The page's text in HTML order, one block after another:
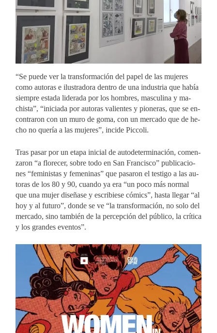
“Se pue­de ver la trans­for­ma­ción del pa­pel de las mu­je­res
como au­to­ras e ilus­tra­do­ra den­tro de una in­dus­tria que ha­bía
siem­pre es­ta­da li­de­ra­da por los hom­bres, mas­cu­li­na y ma­
chis­ta”, “ini­cia­da por au­to­ras va­lien­tes y pio­ne­ras, que se en­
con­tra­ron con un muro de goma, con un mer­ca­do que de he­
cho no que­ría a las mu­je­res”, in­ci­de Pic­co­li.
Tras pa­sar por un eta­pa ini­cial de au­to­de­ter­mi­na­ción, co­men­
za­ron “a flo­re­cer, so­bre todo en San Fran­cis­co” pu­bli­ca­cio­
nes “fe­mi­nis­tas y fe­me­ni­nas” que pa­sa­ron el tes­ti­go a las au­
to­ras de los 80 y 90, cuan­do ya era “un poco más nor­mal
que una mu­jer di­se­ña­se y es­cri­bie­se có­mics”, has­ta lle­gar “al
hoy y al fu­tu­ro”, don­de se ve “la trans­for­ma­ción, no solo del
mer­ca­do, sino tam­bién de la per­cep­ción del pú­bli­co, la crí­ti­ca
y los gran­des even­tos”.